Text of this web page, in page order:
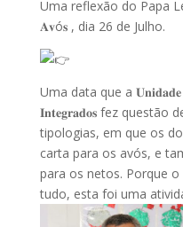
Uma reflexão do Papa
𝐀𝐯ó𝐬 , dia 26 de Julho.
Uma data que a 𝐔𝐧𝐢𝐝𝐚𝐝𝐞
𝐈𝐧𝐭𝐞𝐠𝐫𝐚𝐝𝐨𝐬 fez questão
tipologias, em que os
carta para os avós, e
para os netos. Porque
tudo, esta foi uma